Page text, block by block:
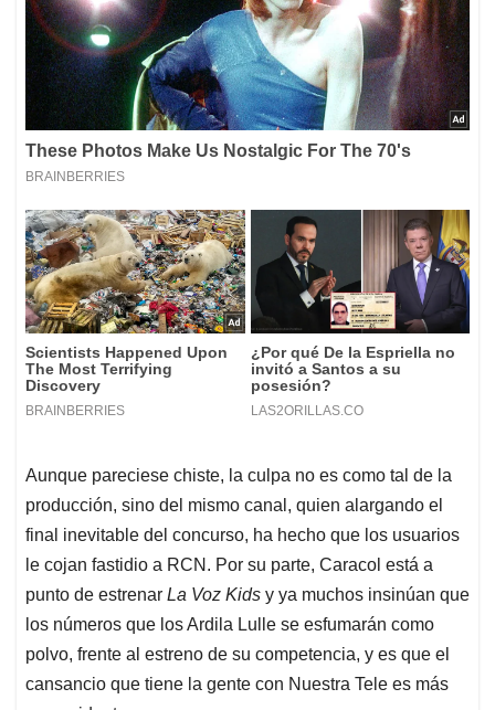
Aunque pareciese chiste, la culpa no es como tal de la
producción, sino del mismo canal, quien alargando el
final inevitable del concurso, ha hecho que los usuarios
le cojan fastidio a RCN. Por su parte, Caracol está a
punto de estrenar La Voz Kids y ya muchos insinúan que
los números que los Ardila Lulle se esfumarán como
polvo, frente al estreno de su competencia, y es que el
cansancio que tiene la gente con Nuestra Tele es más